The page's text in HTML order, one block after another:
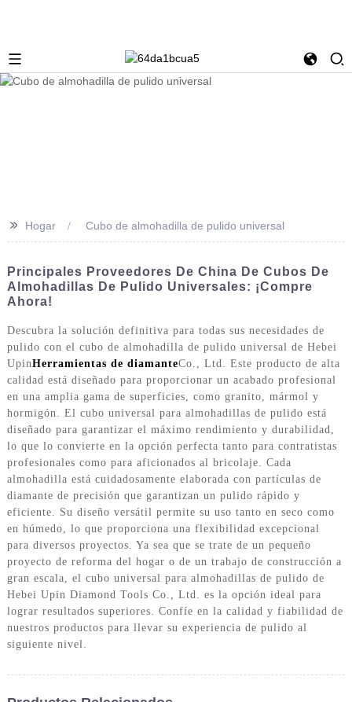
>> Hogar Cubo de almohadilla de pulido universal
Principales Proveedores De China De Cubos De
Almohadillas De Pulido Universales: ¡compre
Ahora!
Descubra la solución definitiva para todas sus necesidades de
pulido con el cubo de almohadilla de pulido universal de Hebei
UpinHerramientas de diamanteCo., Ltd. Este producto de alta
calidad está diseñado para proporcionar un acabado profesional
en una amplia gama de superficies, como granito, mármol y
hormigón. El cubo universal para almohadillas de pulido está
diseñado para garantizar el máximo rendimiento y durabilidad,
lo que lo convierte en la opción perfecta tanto para contratistas
profesionales como para aficionados al bricolaje. Cada
almohadilla está cuidadosamente elaborada con partículas de
diamante de precisión que garantizan un pulido rápido y
eficiente. Su diseño versátil permite su uso tanto en seco como
en húmedo, lo que proporciona una flexibilidad excepcional
para diversos proyectos. Ya sea que se trate de un pequeño
proyecto de reforma del hogar o de un trabajo de construcción a
gran escala, el cubo universal para almohadillas de pulido de
Hebei Upin Diamond Tools Co., Ltd. es la opción ideal para
lograr resultados superiores. Confíe en la calidad y fiabilidad de
nuestros productos para llevar su experiencia de pulido al
siguiente nivel.